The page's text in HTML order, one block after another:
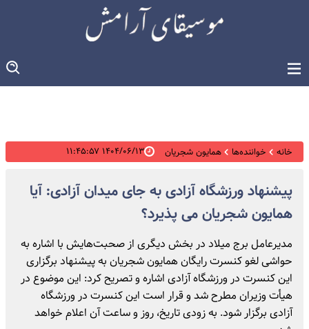
خانه خواننده‌ها همایون شجریان ۱۴۰۴/۰۶/۱۳ ۱۱:۴۵:۵۷
پیشنهاد ورزشگاه آزادی به جای میدان آزادی: آیا
همایون شجریان می پذیرد؟
مدیرعامل برج میلاد در بخش دیگری از صحبت‌هایش با اشاره به
حواشی لغو کنسرت رایگان همایون شجریان به پیشنهاد برگزاری
این کنسرت در ورزشگاه آزادی اشاره و تصریح کرد: این موضوع در
هیأت وزیران مطرح شد و قرار است این کنسرت در ورزشگاه
آزادی برگزار شود. به زودی تاریخ، روز و ساعت آن اعلام خواهد